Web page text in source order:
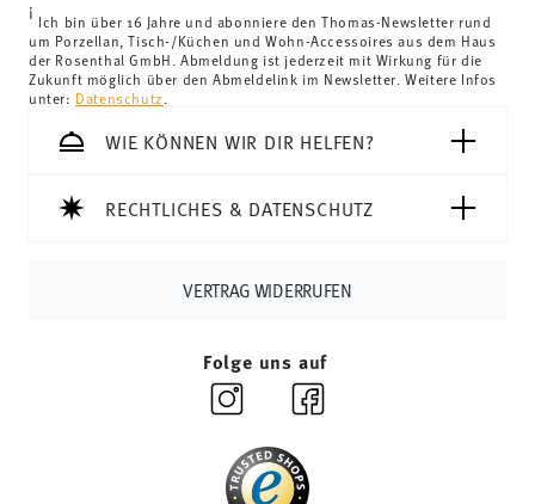
i Ich bin über 16 Jahre und abonniere den Thomas-Newsletter rund
um Porzellan, Tisch-/Küchen und Wohn-Accessoires aus dem Haus
der Rosenthal GmbH. Abmeldung ist jederzeit mit Wirkung für die
Zukunft möglich über den Abmeldelink im Newsletter. Weitere Infos
unter: Datenschutz
WIE KÖNNEN WIR DIR HELFEN?
RECHTLICHES & DATENSCHUTZ
VERTRAG WIDERRUFEN
Folge uns auf